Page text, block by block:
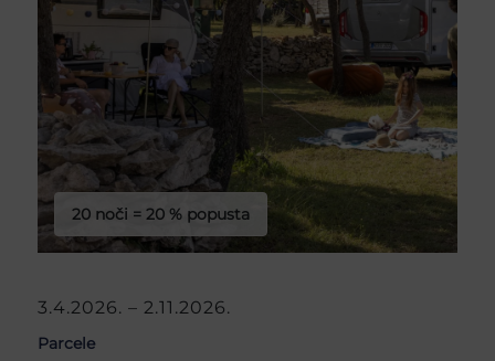
20 noči = 20 % popusta
3.4.2026. – 2.11.2026.
Parcele